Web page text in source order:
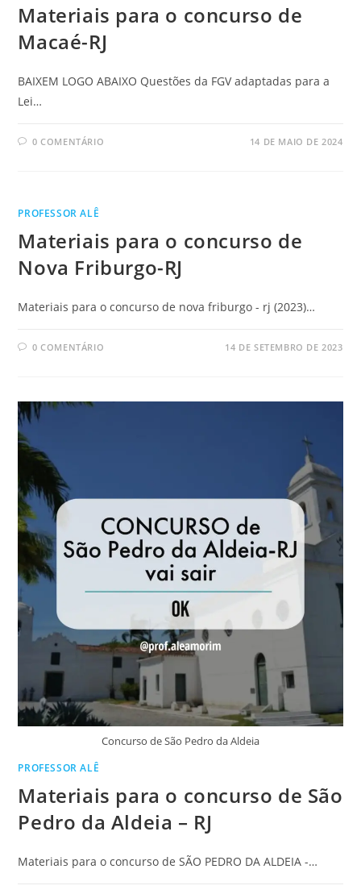
Materiais para o concurso de
Macaé-RJ
BAIXEM LOGO ABAIXO Questões da FGV adaptadas para a
Lei…
0 COMENTÁRIO 14 DE MAIO DE 2024
PROFESSOR ALÊ
Materiais para o concurso de
Nova Friburgo-RJ
Materiais para o concurso de nova friburgo - rj (2023)…
0 COMENTÁRIO 14 DE SETEMBRO DE 2023
Concurso de São Pedro da Aldeia
PROFESSOR ALÊ
Materiais para o concurso de São
Pedro da Aldeia – RJ
Materiais para o concurso de SÃO PEDRO DA ALDEIA -…